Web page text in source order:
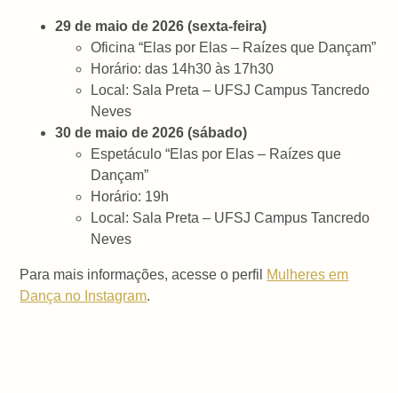
29 de maio de 2026 (sexta-feira)
Oficina “Elas por Elas – Raízes que Dançam”
Horário: das 14h30 às 17h30
Local: Sala Preta – UFSJ Campus Tancredo
Neves
30 de maio de 2026 (sábado)
Espetáculo “Elas por Elas – Raízes que
Dançam”
Horário: 19h
Local: Sala Preta – UFSJ Campus Tancredo
Neves
Para mais informações, acesse o perfil Mulheres em
Dança no Instagram.